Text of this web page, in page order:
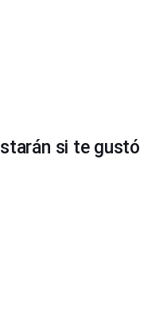
si te gustó